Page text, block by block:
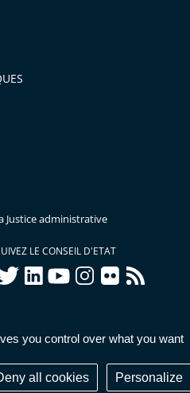
you control over what you want
all cookies Personalize
Justice administrative
LE CONSEIL D'ETAT
linkedInyoutubeinstagram
flickr rss
légales
Données
-Accessibilité :